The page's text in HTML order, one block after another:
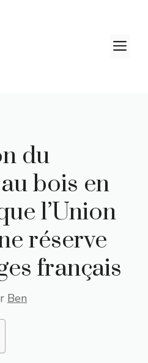
du
bois en
l’Union
réserve
français
Ben